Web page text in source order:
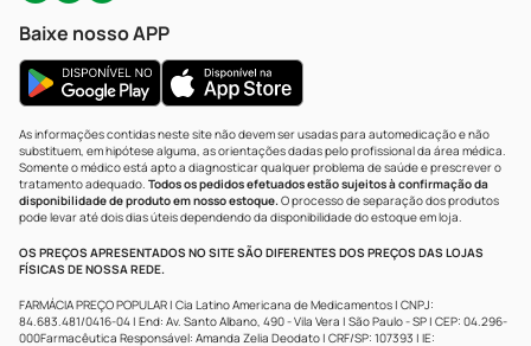
Baixe nosso APP
As informações contidas neste site não devem ser usadas para automedicação e não
substituem, em hipótese alguma, as orientações dadas pelo profissional da área médica.
Somente o médico está apto a diagnosticar qualquer problema de saúde e prescrever o
tratamento adequado. Todos os pedidos efetuados estão sujeitos à confirmação da
disponibilidade de produto em nosso estoque.O processo de separação dos produtos
pode levar até dois dias úteis dependendo da disponibilidade do estoque em loja.
OS PREÇOS APRESENTADOS NO SITE SÃO DIFERENTES DOS PREÇOS DAS LOJAS
FÍSICAS DE NOSSA REDE.
FARMÁCIA PREÇO POPULAR | Cia Latino Americana de Medicamentos | CNPJ:
84.683.481/0416-04 | End: Av. Santo Albano, 490 - Vila Vera | São Paulo - SP | CEP: 04.296-
000Farmacêutica Responsável: Amanda Zelia Deodato | CRF/SP: 107393 | IE: